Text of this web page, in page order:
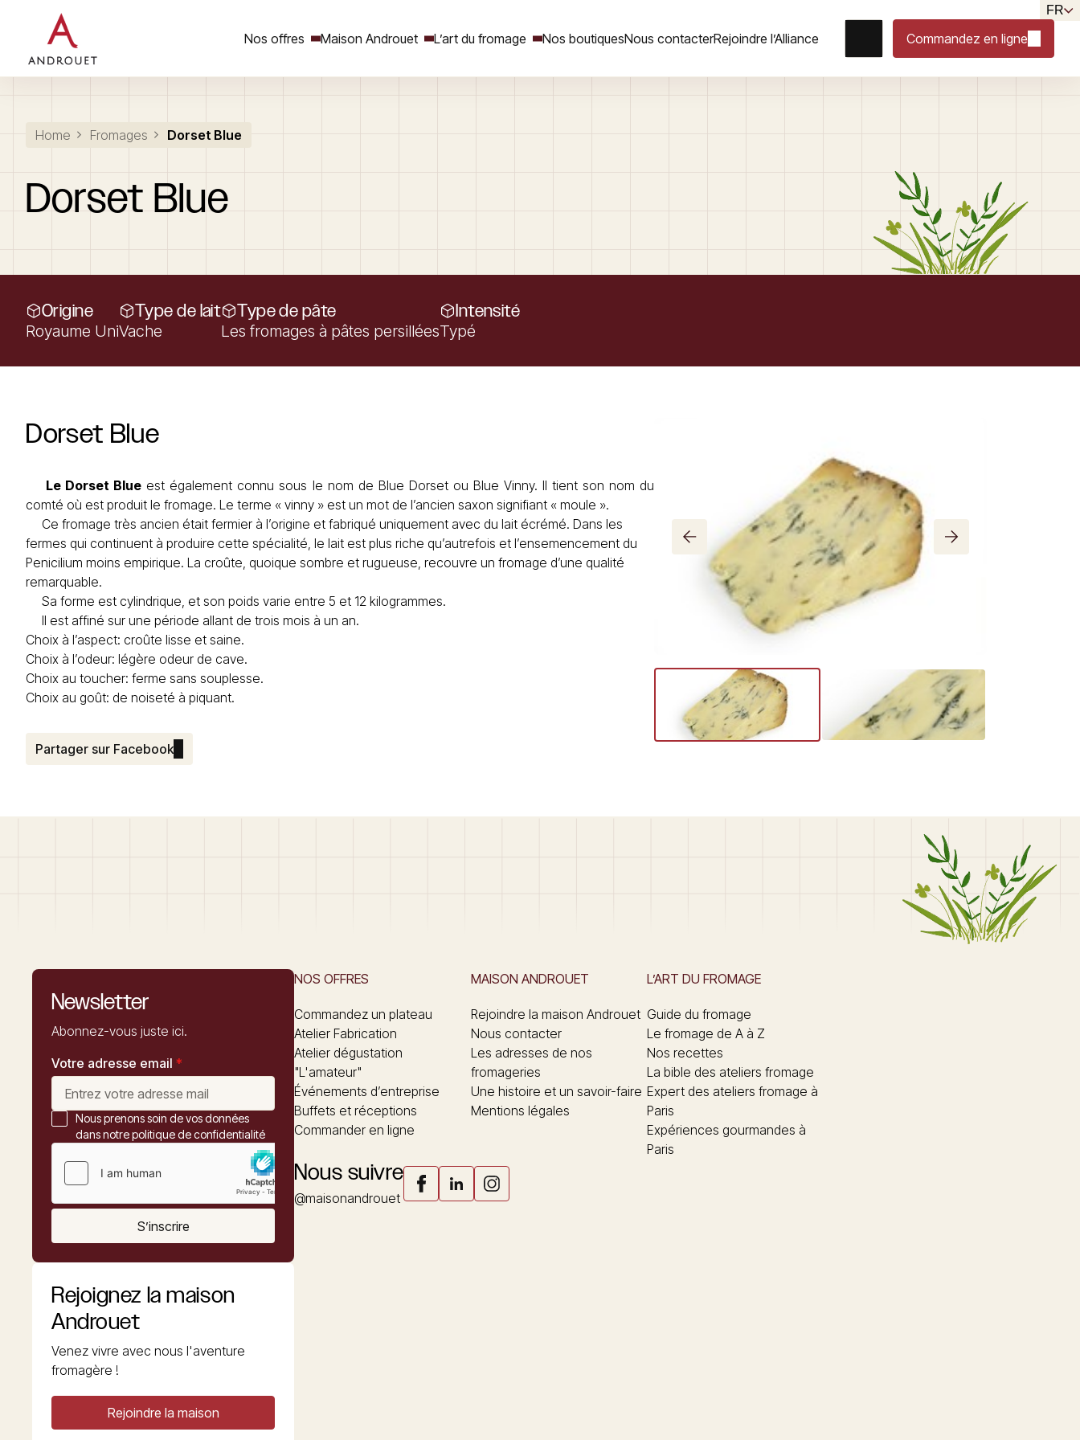
Nos offres Maison Androuet L’art du fromage Nos boutiquesNous contacterRejoindre l’Alliance Commandez en ligne
FR
Rechercher un mot clé
Home Fromages Dorset Blue
Dorset Blue
Origine
Royaume Uni
Type de lait
Vache
Type de pâte
Les fromages à pâtes persillées
Intensité
Typé
Dorset Blue
Le Dorset Blue est également connu sous le nom de Blue Dorset ou Blue Vinny. Il tient son nom du
comté où est produit le fromage. Le terme « vinny » est un mot de l’ancien saxon signifiant « moule ».
Ce fromage très ancien était fermier à l’origine et fabriqué uniquement avec du lait écrémé. Dans les
fermes qui continuent à produire cette spécialité, le lait est plus riche qu’autrefois et l’ensemencement du
Penicilium moins empirique. La croûte, quoique sombre et rugueuse, recouvre un fromage d’une qualité
remarquable.
Sa forme est cylindrique, et son poids varie entre 5 et 12 kilogrammes.
Il est affiné sur une période allant de trois mois à un an.
Choix à l’aspect: croûte lisse et saine.
Choix à l’odeur: légère odeur de cave.
Choix au toucher: ferme sans souplesse.
Choix au goût: de noiseté à piquant.
Partager sur Facebook
Newsletter
Abonnez-vous juste ici.
Votre adresse email *
Nous prenons soin de vos données
dans notre politique de confidentialité
S’inscrire
Rejoignez la maison
Androuet
Venez vivre avec nous l'aventure
fromagère !
Rejoindre la maison
NOS OFFRES
Commandez un plateau
Atelier Fabrication
Atelier dégustation
"L'amateur"
Événements d’entreprise
Buffets et réceptions
Commander en ligne
MAISON ANDROUET
Rejoindre la maison Androuet
Nous contacter
Les adresses de nos
fromageries
Une histoire et un savoir-faire
Mentions légales
L’ART DU FROMAGE
Guide du fromage
Le fromage de A à Z
Nos recettes
La bible des ateliers fromage
Expert des ateliers fromage à
Paris
Expériences gourmandes à
Paris
Nous suivre
@maisonandrouet